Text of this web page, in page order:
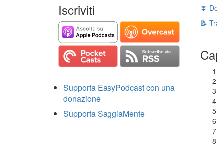
Iscriviti
Supporta EasyPodcast con una
donazione
Supporta SaggiaMente
⏬
📝